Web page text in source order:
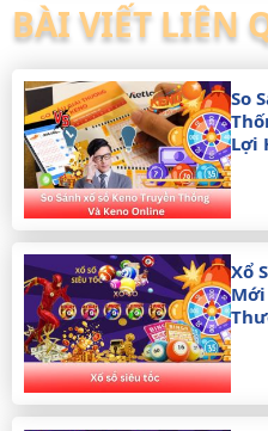
BÀI VIẾT LIÊN
So
Lợi
Xổ
Mới